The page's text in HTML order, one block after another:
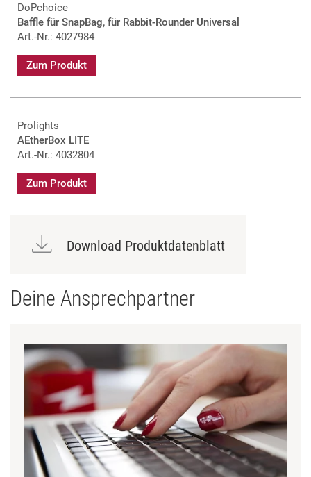
DoPchoice
Baffle für SnapBag, für Rabbit-Rounder Universal
Art.-Nr.: 4027984
Zum Produkt
Prolights
AEtherBox LITE
Art.-Nr.: 4032804
Zum Produkt
Download Produktdatenblatt
Deine Ansprechpartner